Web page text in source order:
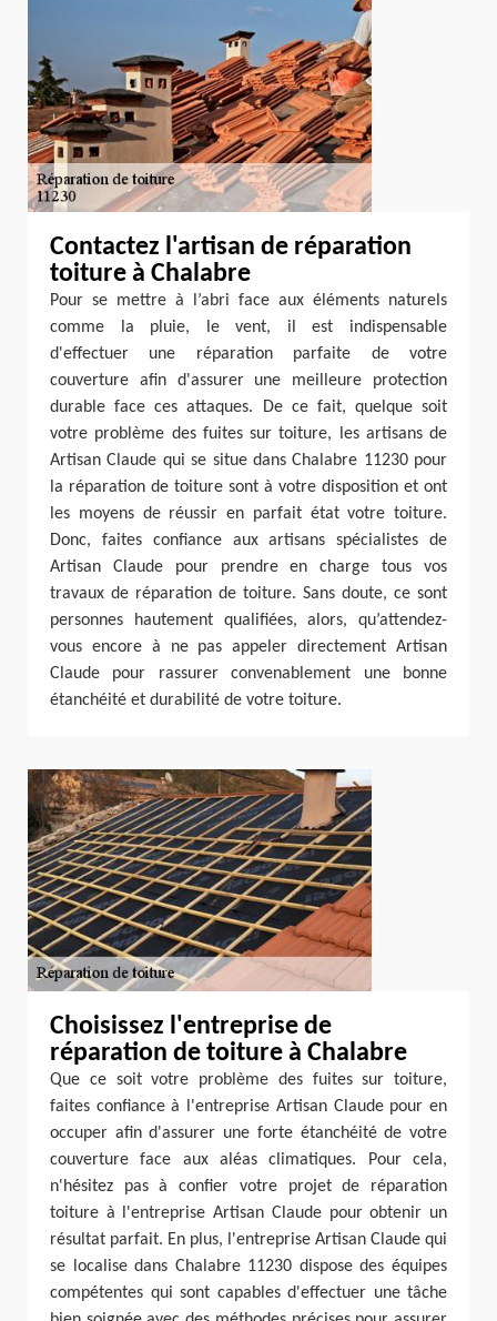
Contactez l'artisan de réparation
toiture à Chalabre
Pour se mettre à l’abri face aux éléments naturels
comme la pluie, le vent, il est indispensable
d'effectuer une réparation parfaite de votre
couverture afin d'assurer une meilleure protection
durable face ces attaques. De ce fait, quelque soit
votre problème des fuites sur toiture, les artisans de
Artisan Claude qui se situe dans Chalabre 11230 pour
la réparation de toiture sont à votre disposition et ont
les moyens de réussir en parfait état votre toiture.
Donc, faites confiance aux artisans spécialistes de
Artisan Claude pour prendre en charge tous vos
travaux de réparation de toiture. Sans doute, ce sont
personnes hautement qualifiées, alors, qu’attendez-
vous encore à ne pas appeler directement Artisan
Claude pour rassurer convenablement une bonne
étanchéité et durabilité de votre toiture.
Choisissez l'entreprise de
réparation de toiture à Chalabre
Que ce soit votre problème des fuites sur toiture,
faites confiance à l'entreprise Artisan Claude pour en
occuper afin d'assurer une forte étanchéité de votre
couverture face aux aléas climatiques. Pour cela,
n'hésitez pas à confier votre projet de réparation
toiture à l'entreprise Artisan Claude pour obtenir un
résultat parfait. En plus, l'entreprise Artisan Claude qui
se localise dans Chalabre 11230 dispose des équipes
compétentes qui sont capables d'effectuer une tâche